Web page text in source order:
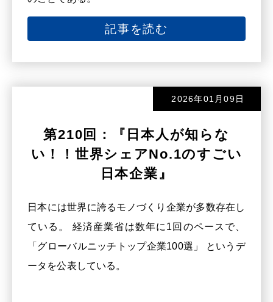
記事を読む
2026年01月09日
第210回：『日本人が知らな
い！！世界シェアNo.1のすごい
日本企業』
日本には世界に誇るモノづくり企業が多数存在し
ている。 経済産業省は数年に1回のペースで、
「グローバルニッチトップ企業100選」 というデ
ータを公表している。